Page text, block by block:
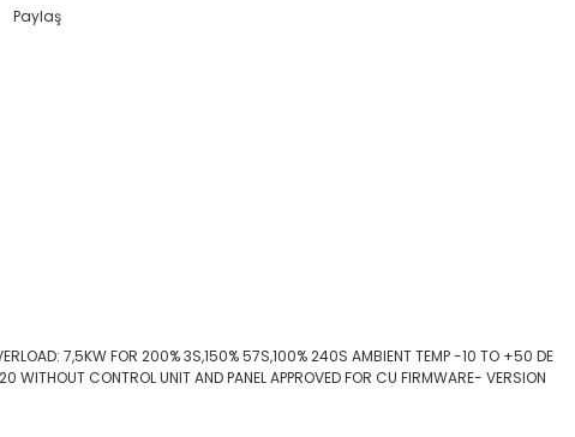
Paylaş
7,5KW FOR 200% 3S,150% 57S,100% 240S AMBIENT TEMP -10 TO +50 DE
CONTROL UNIT AND PANEL APPROVED FOR CU FIRMWARE- VERSION